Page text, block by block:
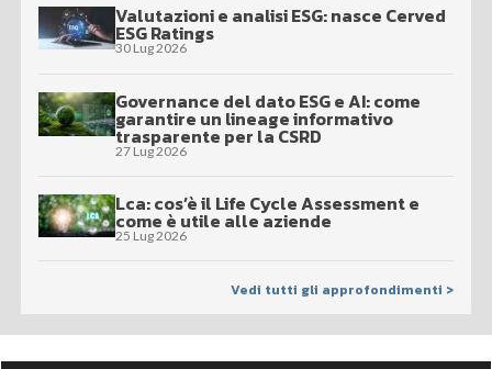
Valutazioni e analisi ESG: nasce Cerved
ESG Ratings
30 Lug 2026
Governance del dato ESG e AI: come
garantire un lineage informativo
trasparente per la CSRD
27 Lug 2026
Lca: cos’è il Life Cycle Assessment e
come è utile alle aziende
25 Lug 2026
Vedi tutti gli approfondimenti >